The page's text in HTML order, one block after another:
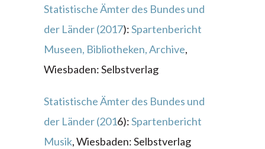
Statistische Ämter des Bundes und
der Länder (2017):Spartenbericht
Museen, Bibliotheken, Archive,
Wiesbaden: Selbstverlag
Statistische Ämter des Bundes und
der Länder (2016):Spartenbericht
Musik, Wiesbaden: Selbstverlag